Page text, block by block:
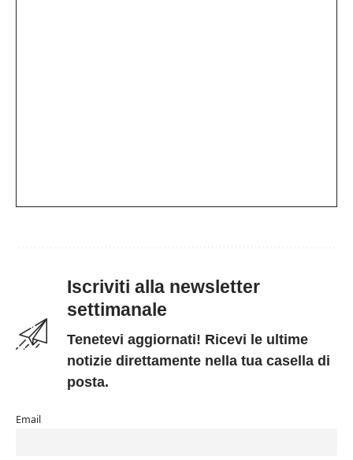
Iscriviti alla newsletter
settimanale
Tenetevi aggiornati! Ricevi le ultime
notizie direttamente nella tua casella di
posta.
Email